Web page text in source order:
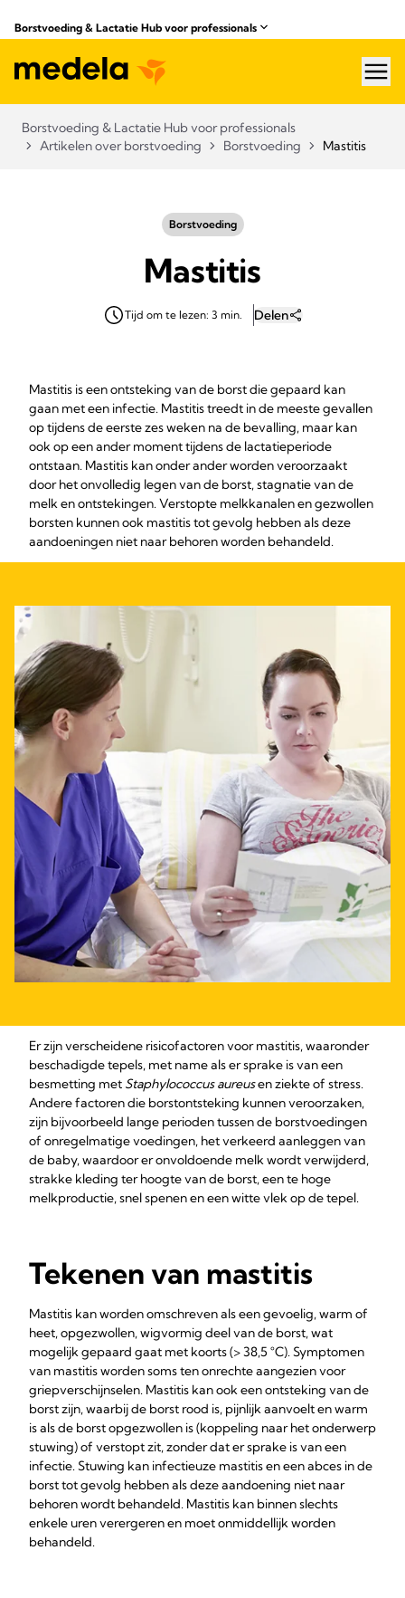
Borstvoeding & Lactatie Hub voor professionals​
Borstvoeding & Lactatie Hub voor professionals​
Artikelen over borstvoeding
Borstvoeding Mastitis
Borstvoeding
Mastitis
Tijd om te lezen: 3 min. Delen
Mastitis is een ontsteking van de borst die gepaard kan
gaan met een infectie. Mastitis treedt in de meeste gevallen
op tijdens de eerste zes weken na de bevalling, maar kan
ook op een ander moment tijdens de lactatieperiode
ontstaan. Mastitis kan onder ander worden veroorzaakt
door het onvolledig legen van de borst, stagnatie van de
melk en ontstekingen. Verstopte melkkanalen en gezwollen
borsten kunnen ook mastitis tot gevolg hebben als deze
aandoeningen niet naar behoren worden behandeld.
Er zijn verscheidene risicofactoren voor mastitis, waaronder
beschadigde tepels, met name als er sprake is van een
besmetting met Staphylococcus aureusen ziekte of stress.
Andere factoren die borstontsteking kunnen veroorzaken,
zijn bijvoorbeeld lange perioden tussen de borstvoedingen
of onregelmatige voedingen, het verkeerd aanleggen van
de baby, waardoor er onvoldoende melk wordt verwijderd,
strakke kleding ter hoogte van de borst, een te hoge
melkproductie, snel spenen en een witte vlek op de tepel.
Tekenen van mastitis
Mastitis kan worden omschreven als een gevoelig, warm of
heet, opgezwollen, wigvormig deel van de borst, wat
mogelijk gepaard gaat met koorts (> 38,5 °C). Symptomen
van mastitis worden soms ten onrechte aangezien voor
griepverschijnselen. Mastitis kan ook een ontsteking van de
borst zijn, waarbij de borst rood is, pijnlijk aanvoelt en warm
is als de borst opgezwollen is (koppeling naar het onderwerp
stuwing) of verstopt zit, zonder dat er sprake is van een
infectie. Stuwing kan infectieuze mastitis en een abces in de
borst tot gevolg hebben als deze aandoening niet naar
behoren wordt behandeld. Mastitis kan binnen slechts
enkele uren verergeren en moet onmiddellijk worden
behandeld.